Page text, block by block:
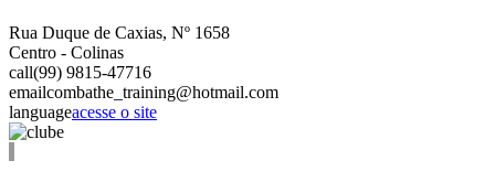
Rua Duque de Caxias, Nº 1658
Centro - Colinas
call(99) 9815-47716
emailcombathe_training@hotmail.com
languageacesse o site